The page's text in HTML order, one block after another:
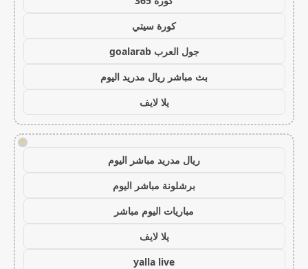
كورة سيتي
جول العرب goalarab
بث مباشر ريال مدريد اليوم
يلا لايف
!
ريال مدريد مباشر اليوم
برشلونة مباشر اليوم
مباريات اليوم مباشر
يلا لايف
yalla live